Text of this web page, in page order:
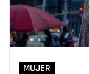
MUJER